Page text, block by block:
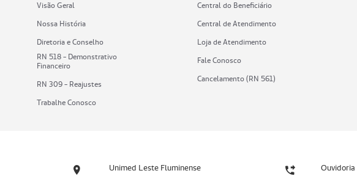
Visão Geral
Nossa História
Diretoria e Conselho
RN 518 - Demonstrativo
Financeiro
RN 309 - Reajustes
Trabalhe Conosco
Central do Beneficiário
Central de Atendimento
Loja de Atendimento
Fale Conosco
Cancelamento (RN 561)
Unimed Leste Fluminense Ouvidoria